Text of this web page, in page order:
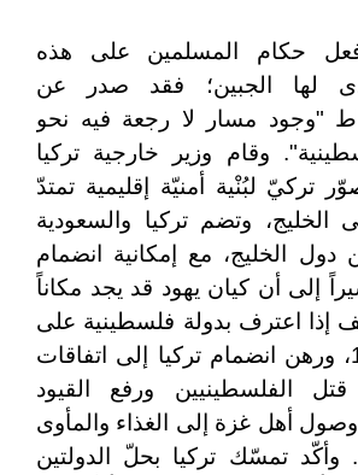
حكام المسلمين على هذه
لها الجبين؛ فقد صدر عن
"وجود مسار لا رجعة فيه نحو
وقام وزير خارجية تركيا
تركيّ لبُنْية أمنيّة إقليمية تمتدّ
الخليج، وتضم تركيا والسعودية
الخليج، مع إمكانية انضمام
إلى أن كيان يهود قد يجد مكاناً
إذا اعترف بدولة فلسطينية على
حدود عام 1967، ورهن انضمام تركيا إلى اتفاقات
قتل الفلسطينيين ورفع القيود
أهل غزة إلى الغذاء والمأوى
وأكّد تمسّك تركيا بحلّ الدولتين